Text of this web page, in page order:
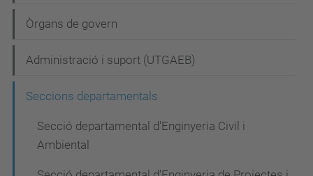
a
v
g
Òrgans de govern
Administració i suport (UTGAEB)
Seccions departamentals
Secció departamental d'Enginyeria Civil i
Ambiental